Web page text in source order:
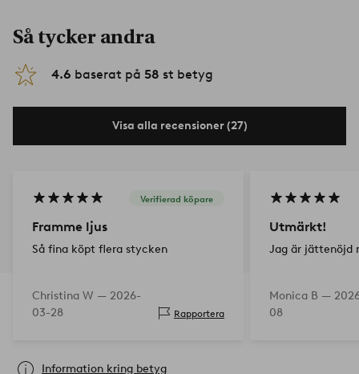
Så tycker andra
4.6 baserat på 58 st betyg
Visa alla recensioner (27)
Verifierad köpare
Framme ljus
Så fina köpt flera stycken
Christina W — 2026-
03-28
Rapportera
Utmärkt!
Jag är jättenöjd
Monica B —
08
Information kring betyg